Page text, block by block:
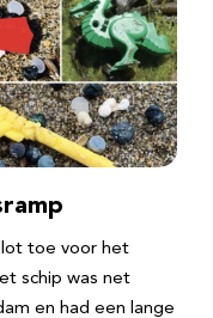
toe voor het
schip was net
en had een lange